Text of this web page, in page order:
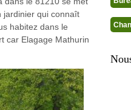
jardinier qui connaît
habitez dans le
car Elagage Mathurin